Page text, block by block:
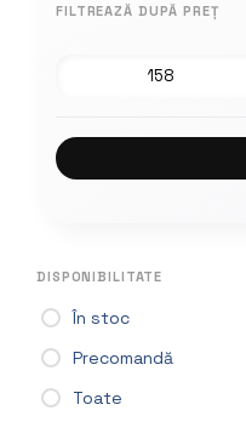
FILTREAZĂ DUPĂ PREȚ
DISPONIBILITATE
În stoc
Precomandă
Toate